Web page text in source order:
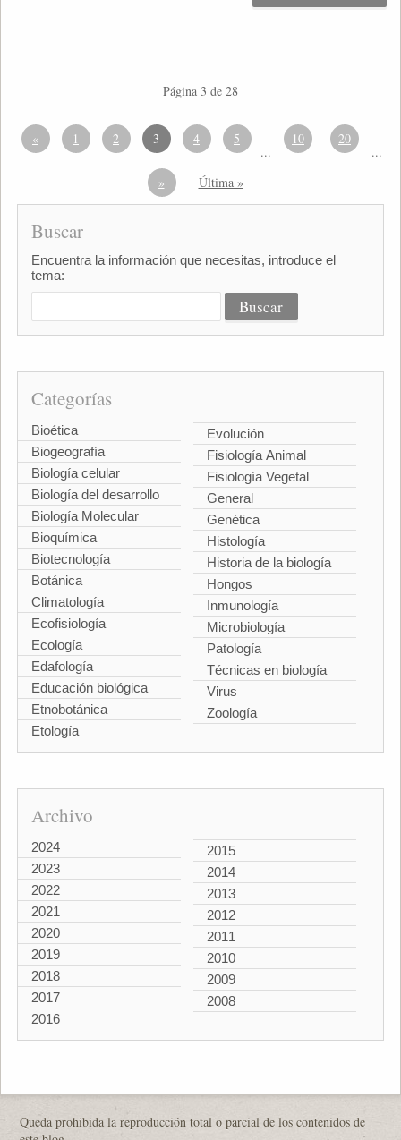
Página 3 de 28
« 1 2 3 4 5
...
10 20
...
»
Última »
Buscar
Encuentra la información que necesitas, introduce el
tema:
Categorías
Bioética
Biogeografía
Biología celular
Biología del desarrollo
Biología Molecular
Bioquímica
Biotecnología
Botánica
Climatología
Ecofisiología
Ecología
Edafología
Educación biológica
Etnobotánica
Etología
Evolución
Fisiología Animal
Fisiología Vegetal
General
Genética
Histología
Historia de la biología
Hongos
Inmunología
Microbiología
Patología
Técnicas en biología
Virus
Zoología
Archivo
2024
2023
2022
2021
2020
2019
2018
2017
2016
2015
2014
2013
2012
2011
2010
2009
2008
Queda prohibida la reproducción total o parcial de los contenidos de